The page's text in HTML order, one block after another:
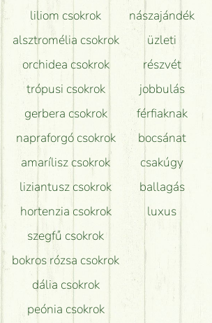
liliom csokrok
alsztromélia csokrok
orchidea csokrok
trópusi csokrok
gerbera csokrok
napraforgó csokrok
amarílisz csokrok
liziantusz csokrok
hortenzia csokrok
szegfű csokrok
bokros rózsa csokrok
dália csokrok
peónia csokrok
nászajándék
üzleti
részvét
jobbulás
férfiaknak
bocsánat
csakúgy
ballagás
luxus